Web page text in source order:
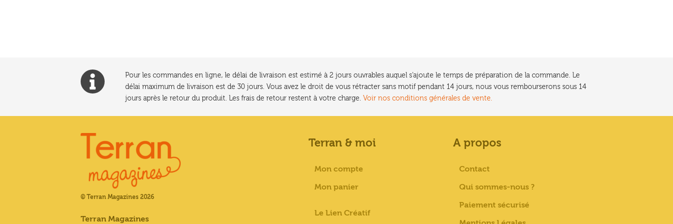
Pour les commandes en ligne, le délai de livraison est estimé à 2 jours ouvrables auquel s'ajoute le temps de préparation de la commande. Le
délai maximum de livraison est de 30 jours. Vous avez le droit de vous rétracter sans motif pendant 14 jours, nous vous rembourserons sous 14
jours après le retour du produit. Les frais de retour restent à votre charge. Voir nos conditions générales de vente.
© Terran Magazines 2026
Terran Magazines
Terran & moi
Mon compte
Mon panier
Le Lien Créatif
A propos
Contact
Qui sommes-nous ?
Paiement sécurisé